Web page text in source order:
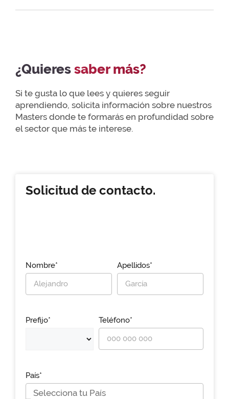
¿Quieressaber más?
Si te gusta lo que lees y quieres seguir
aprendiendo, solicita información sobre nuestros
Masters donde te formarás en profundidad sobre
el sector que más te interese.
Solicitud de contacto.
Nombre* Apellidos*
Prefijo* Teléfono*
País*